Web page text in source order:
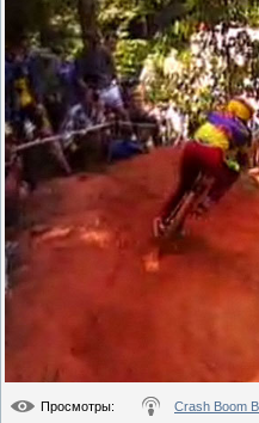
Просмотры: Crash Boom